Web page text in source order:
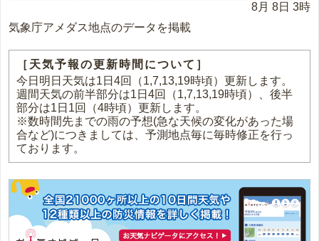
8月 8日 3時
気象庁アメダス地点のデータを掲載
［天気予報の更新時間について］
今日明日天気は1日4回（1,7,13,19時頃）更新します。
週間天気の前半部分は1日4回（1,7,13,19時頃）、後半
部分は1日1回（4時頃）更新します。
※数時間先までの雨の予想(急な天候の変化があった場
合など)につきましては、予測地点毎に毎時修正を行っ
ております。